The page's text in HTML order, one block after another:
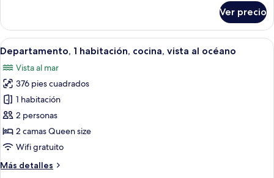
de
diseñador
(Deluxe)
Ver precio
Abrir
todas
las
fotos
de
Departamento,
1
habitación,
cocina,
vista
Una sala de estar con un sofá gris,
12
Departamento, 1 habitación, cocina, vista al océano
Vista al mar
376 pies cuadrados
1 habitación
2 personas
2 camas Queen size
Wifi gratuito
Más detalles
Más